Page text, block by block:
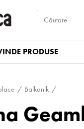
PRODUSE
Balkanik